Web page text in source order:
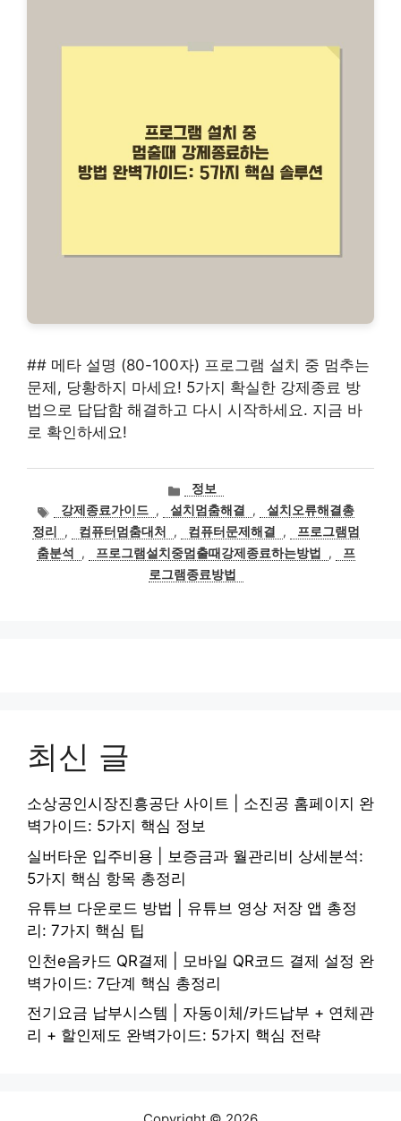
## 메타 설명 (80-100자) 프로그램 설치 중 멈추는
문제, 당황하지 마세요! 5가지 확실한 강제종료 방
법으로 답답함 해결하고 다시 시작하세요. 지금 바
로 확인하세요!
카
테
고
리
정보
태
그
강제종료가이드 , 설치멈춤해결 ,
설치오류해결총
정리
, 컴퓨터멈춤대처 , 컴퓨터문제해결 ,
프로그램멈
춤분석
, 프로그램설치중멈출때강제종료하는방법 ,
프
로그램종료방법
최신 글
소상공인시장진흥공단 사이트 | 소진공 홈페이지 완
벽가이드: 5가지 핵심 정보
실버타운 입주비용 | 보증금과 월관리비 상세분석:
5가지 핵심 항목 총정리
유튜브 다운로드 방법 | 유튜브 영상 저장 앱 총정
리: 7가지 핵심 팁
인천e음카드 QR결제 | 모바일 QR코드 결제 설정 완
벽가이드: 7단계 핵심 총정리
전기요금 납부시스템 | 자동이체/카드납부 + 연체관
리 + 할인제도 완벽가이드: 5가지 핵심 전략